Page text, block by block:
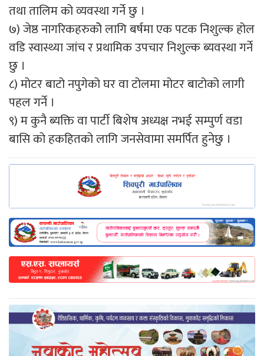
तथा तालिम को व्यवस्था गर्ने छु ।
७) जेष्ठ नागरिकहरुकोे लागि बर्षमा एक पटक निशुल्क होल
वडि स्वास्थ्या जांच र प्रथामिक उपचार निशुल्क ब्यवस्था गर्ने
छु ।
८) मोटर बाटो नपुगेको घर वा टोलमा मोटर बाटोको लागी
पहल गर्ने ।
९) म कुनै ब्यक्ति वा पार्टी बिशेष अध्यक्ष नभई सम्पुर्ण वडा
बासि को हकहितको लागि जनसेवामा समर्पित हुनेछु ।